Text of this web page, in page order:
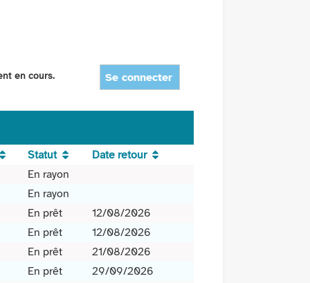
en cours. Se connecter
Statut
Date retour
En rayon
En rayon
En prêt
12/08/2026
En prêt
12/08/2026
En prêt
21/08/2026
En prêt
29/09/2026